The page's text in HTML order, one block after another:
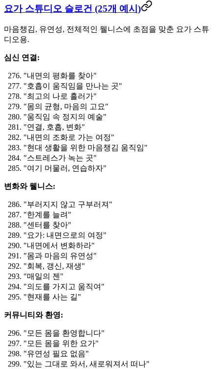
요가 스튜디오 슬로건 (25개 예시)
마음챙김, 유연성, 전체적인 웰니스에 초점을 맞춘 요가 스튜
디오용.
심신 연결:
"내면의 평화를 찾아"
"호흡이 움직임을 만나는 곳"
"최고의 나로 흘러가"
"몸의 균형, 마음의 고요"
"움직임 속 정지의 예술"
"연결, 호흡, 변화"
"내면의 조화로 가는 여정"
"현대 생활을 위한 마음챙김 움직임"
"스트레스가 녹는 곳"
"여기 머물러, 연습하자"
변화와 웰니스:
"부러지지 않고 구부러져"
"한계를 늘려"
"센터를 찾아"
"요가: 내면으로의 여정"
"내면에서 변화하라"
"몸과 마음의 유연성"
"회복, 갱신, 재생"
"매일의 젠"
"의도를 가지고 움직여"
"현재를 사는 길"
커뮤니티와 환영:
"모든 몸을 환영합니다"
"모든 몸을 위한 요가"
"유연성 필요 없음"
"있는 그대로 와서, 새로워져서 떠나"